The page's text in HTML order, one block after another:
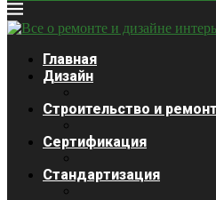
Главная
Дизайн
Строительство и ремонт
Сертификация
Стандартизация